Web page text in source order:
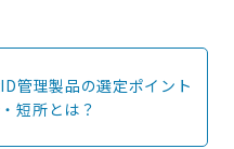
管理製品の選定ポイント
短所とは？